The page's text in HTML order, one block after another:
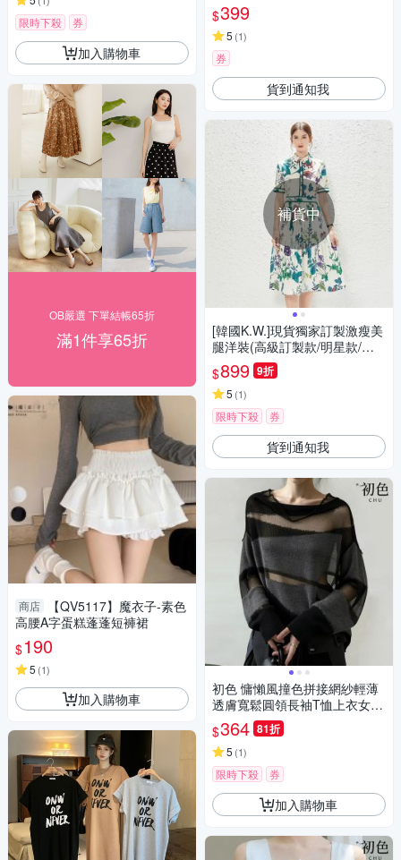
限時下殺 券
加入購物車
OB嚴選 下單結帳65折
滿1件享65折
商店
【QV5117】魔衣子-素色
高腰A字蛋糕蓬蓬短褲裙
$190
5 (1)
加入購物車
白色-31175(M-2XL可選)
$399
5 (1)
券
貨到通知我
補貨中
[韓國K.W.]現貨獨家訂製激瘦美
腿洋裝(高級訂製款/明星款/婚
禮/設計師/韓國進口)
$899 9折
5 (1)
限時下殺 券
貨到通知我
初色 慵懶風撞色拼接網紗輕薄
透膚寬鬆圓領長袖T恤上衣女上
衣-黑灰色-18908(F可選)
$364 81折
5 (1)
限時下殺 券
加入購物車